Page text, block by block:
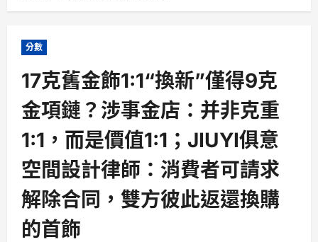
分數
17克舊金飾1:1“換新”僅得9克
金項鏈？涉事金店：并非克重
1:1，而是價值1:1；JIUYI俱意
空間設計律師：消費者可請求
解除合同，雙方彼此返還換購
的首飾